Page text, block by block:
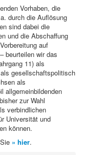
Vorhaben, die
durch die Auflösung
sind dabei die
und die Abschaffung
auf
beurteilen wir das
11) als
gesellschaftspolitisch
als
allgemeinbildenden
zur Wahl
verbindlichen
Universität und
können.
» hier.